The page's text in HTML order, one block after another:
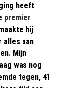
heeft
premier
hij
alles aan
Mijn
was nog
tegen, 41